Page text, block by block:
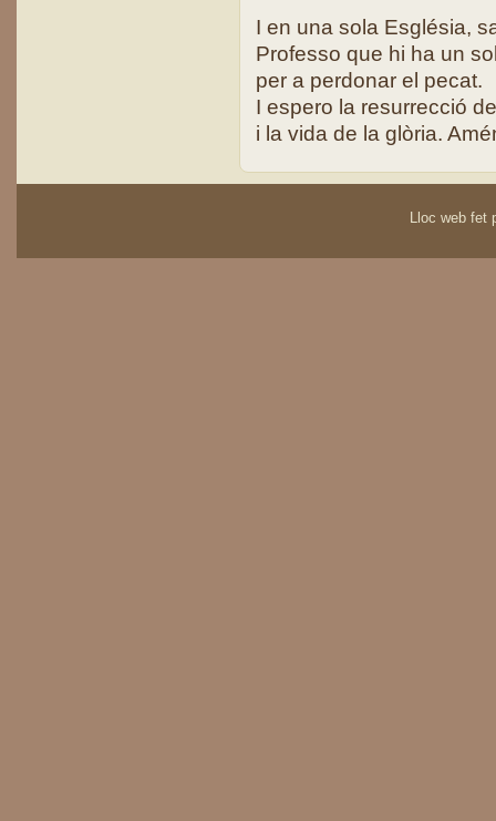
I en una sola Església,
Professo que hi ha un
per a perdonar el pecat.
I espero la resurrecció
i la vida de la glòria.
Lloc web fet